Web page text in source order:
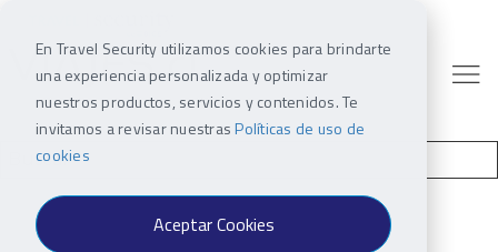
En Travel Security utilizamos cookies para brindarte
una experiencia personalizada y optimizar
nuestros productos, servicios y contenidos. Te
invitamos a revisar nuestrasPolíticas de uso de
cookies
Aceptar Cookies